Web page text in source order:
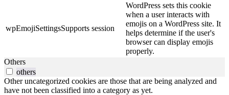
wpEmojiSettingsSupports session
WordPress sets this cookie
when a user interacts with
emojis on a WordPress site. It
helps determine if the user's
browser can display emojis
properly.
Others
others
Other uncategorized cookies are those that are being analyzed and
have not been classified into a category as yet.